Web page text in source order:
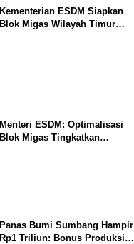
Kementerian ESDM Siapkan
Blok Migas Wilayah Timur
Menteri ESDM: Optimalisasi
Blok Migas Tingkatkan
Panas Bumi Sumbang Hampir
Rp1 Triliun: Bonus Produksi